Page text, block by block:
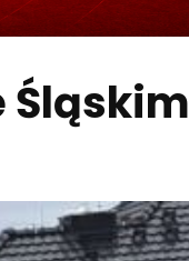
Śląskim